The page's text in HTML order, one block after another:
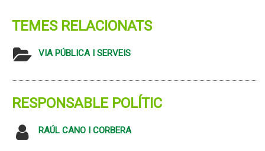
TEMES RELACIONATS
VIA PÚBLICA I SERVEIS
RESPONSABLE POLÍTIC
RAÚL CANO I CORBERA